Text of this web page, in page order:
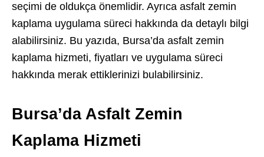
seçimi de oldukça önemlidir. Ayrıca asfalt zemin
kaplama uygulama süreci hakkında da detaylı bilgi
alabilirsiniz. Bu yazıda, Bursa’da asfalt zemin
kaplama hizmeti, fiyatları ve uygulama süreci
hakkında merak ettiklerinizi bulabilirsiniz.
Bursa’da Asfalt Zemin
Kaplama Hizmeti